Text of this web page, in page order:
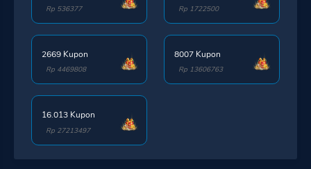
Rp 536377 Rp 1722500
2669 Kupon
Rp 4469808
8007 Kupon
Rp 13606763
16.013 Kupon
Rp 27213497